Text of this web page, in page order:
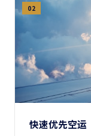
02
快速优先空运